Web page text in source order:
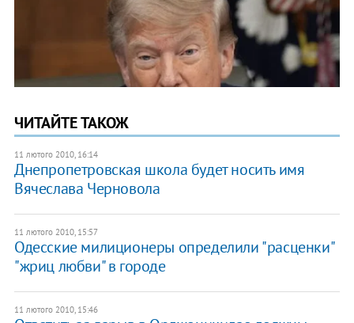
ЧИТАЙТЕ ТАКОЖ
11 лютого 2010, 16:14
Днепропетровская школа будет носить имя
Вячеслава Черновола
11 лютого 2010, 15:57
Одесские милиционеры определили "расценки"
"жриц любви" в городе
11 лютого 2010, 15:46